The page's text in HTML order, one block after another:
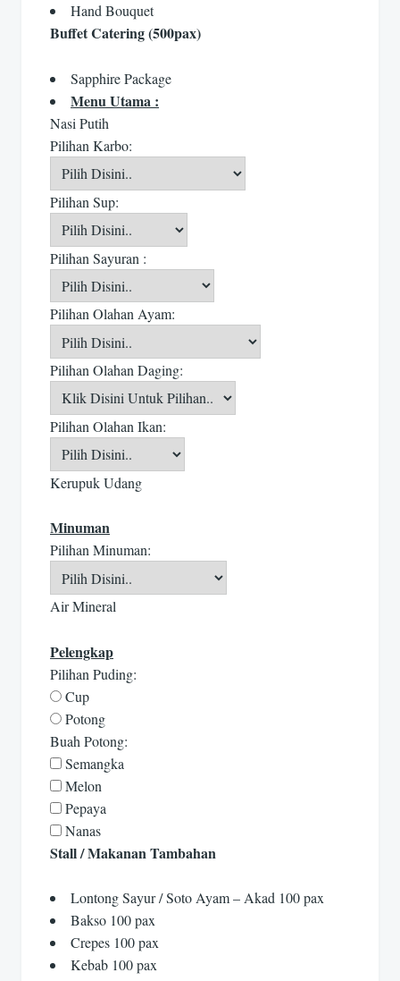
Hand Bouquet
Buffet Catering (500pax)
Sapphire Package
Menu Utama :
Nasi Putih
Pilihan Karbo:
Pilihan Sup:
Pilihan Sayuran :
Pilihan Olahan Ayam:
Pilihan Olahan Daging:
Pilihan Olahan Ikan:
Kerupuk Udang
Minuman
Pilihan Minuman:
Air Mineral
Pelengkap
Pilihan Puding:
Cup
Potong
Buah Potong:
Semangka
Melon
Pepaya
Nanas
Stall / Makanan Tambahan
Lontong Sayur / Soto Ayam – Akad 100 pax
Bakso 100 pax
Crepes 100 pax
Kebab 100 pax